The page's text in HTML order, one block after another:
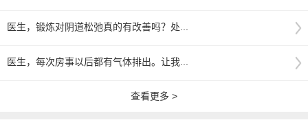
医生，锻炼对阴道松弛真的有改善吗？处...
医生，每次房事以后都有气体排出。让我...
查看更多 >